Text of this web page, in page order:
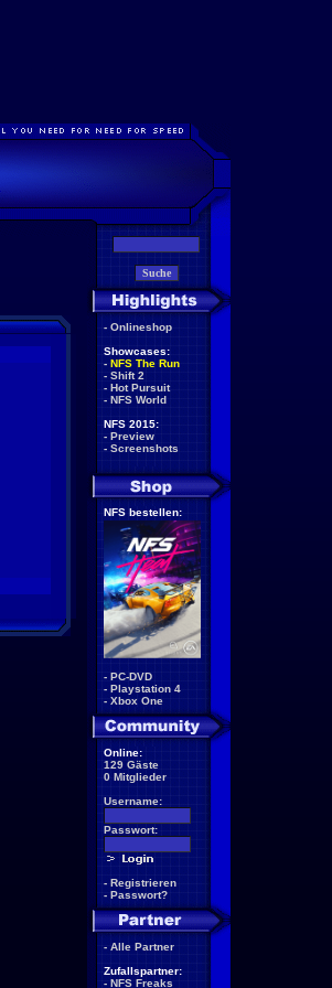
- Onlineshop
Showcases:
- NFS The Run
- Shift 2
- Hot Pursuit
- NFS World
NFS 2015:
- Preview
- Screenshots
NFS bestellen:
- PC-DVD
- Playstation 4
- Xbox One
Online:
129 Gäste
0 Mitglieder
Username:
Passwort:
- Registrieren
- Passwort?
- Alle Partner
Zufallspartner:
- NFS Freaks